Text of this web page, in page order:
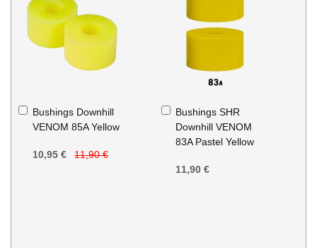
Bushings Downhill
VENOM 85A Yellow
10,95 € 11,90 €
Ajouter
au
panier
Bushings SHR
Downhill VENOM
83A Pastel Yellow
11,90 €
Ajouter
au
panier